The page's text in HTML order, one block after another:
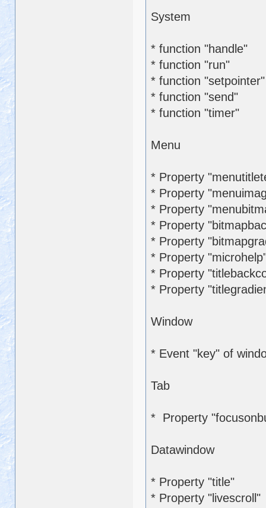
System
* function "handle"
* function "run"
* function
* function "send"
* function "timer"
Menu
* Property
* Property
* Property
* Property
* Property
* Property
* Property
* Property
Window
* Event "key" of
Tab
* Property
Datawindow
* Property "title"
* Property "livescroll"